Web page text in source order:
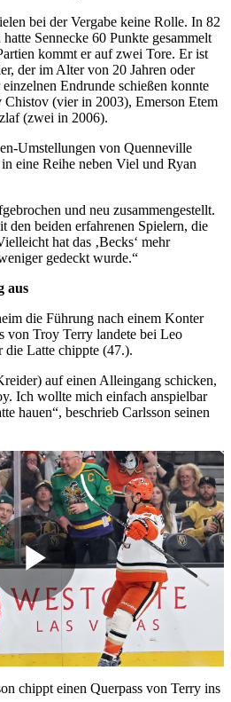
bei der Vergabe keine Rolle. In 82
Sennecke 60 Punkte gesammelt
kommt er auf zwei Tore. Er ist
der im Alter von 20 Jahren oder
Endrunde schießen konnte
(vier in 2003), Emerson Etem
(zwei in 2006).
Umstellungen von Quenneville
eine Reihe neben Viel und Ryan
und neu zusammengestellt.
den beiden erfahrenen Spielern, die
hat das ‚Becks‘ mehr
gedeckt wurde.“
aus
die Führung nach einem Konter
von Troy Terry landete bei Leo
die Latte chippte (47.).
auf einen Alleingang schicken,
Ich wollte mich einfach anspielbar
hauen“, beschrieb Carlsson seinen
Play
Video
chippt einen Querpass von Terry ins